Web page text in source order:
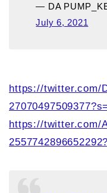
— DA
July 6, 2021
https://twitter.com/
https://twitter.com/